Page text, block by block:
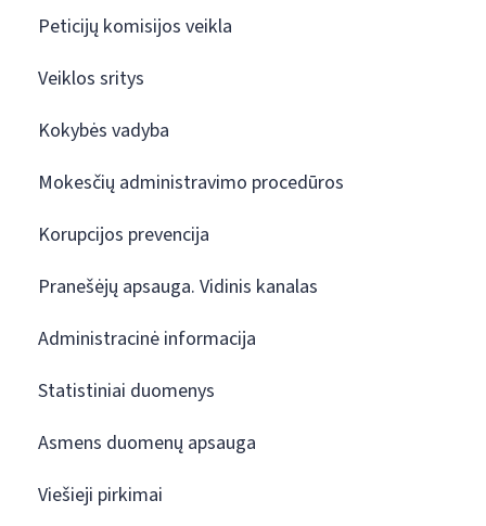
Peticijų komisijos veikla
Veiklos sritys
Kokybės vadyba
Mokesčių administravimo procedūros
Korupcijos prevencija
Pranešėjų apsauga. Vidinis kanalas
Administracinė informacija
Statistiniai duomenys
Asmens duomenų apsauga
Viešieji pirkimai